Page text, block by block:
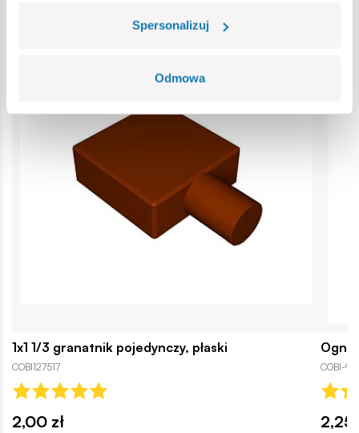
Spersonalizuj
Odmowa
1x1 1/3 granatnik pojedynczy, płaski
COBI127517
2,00 zł
COBI-
2,25